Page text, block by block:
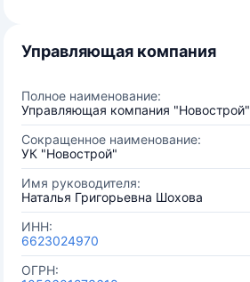
Управляющая компания
Полное наименование:
Управляющая компания "Новострой"
Сокращенное наименование:
УК "Новострой"
Имя руководителя:
Наталья Григорьевна Шохова
ИНН:
6623024970
ОГРН: